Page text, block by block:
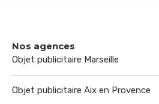
Nos agences
Objet publicitaire Marseille
Objet publicitaire Aix en Provence